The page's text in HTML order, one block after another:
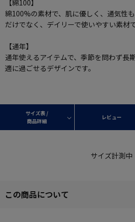
【綿100】
綿100%の素材で、肌に優しく、通気性
だけでなく、デイリーで使いやすい素材で
【通年】
通年使えるアイテムで、季節を問わず長
適に過ごせるデザインです。
サイズ表 /
商品詳細
レビュー
サイズ計測中
この商品について